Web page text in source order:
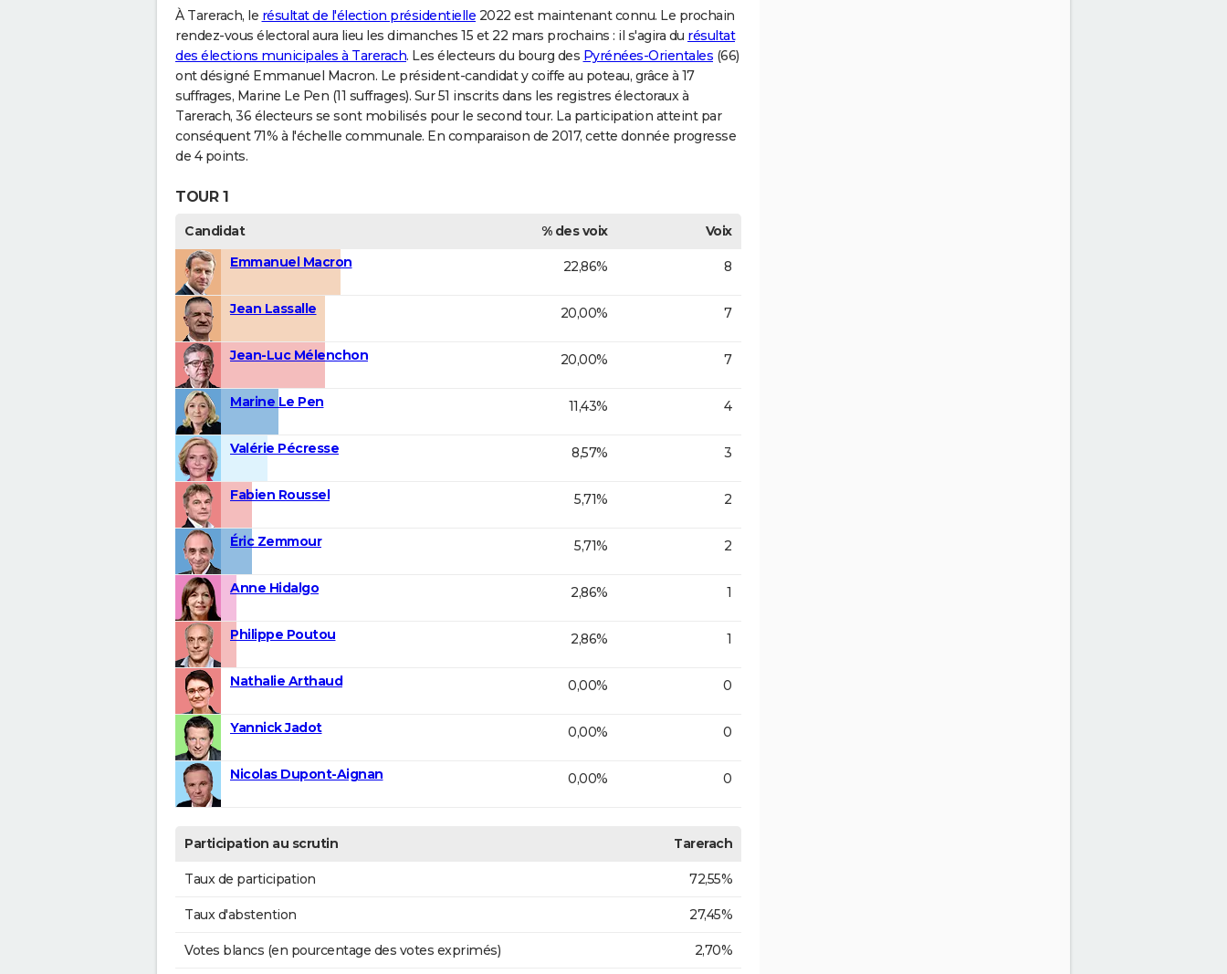
À Tarerach, le résultat de l'élection présidentielle 2022 est maintenant connu. Le prochain
rendez-vous électoral aura lieu les dimanches 15 et 22 mars prochains : il s'agira du résultat
des élections municipales à Tarerach. Les électeurs du bourg des Pyrénées-Orientales (66)
ont désigné Emmanuel Macron. Le président-candidat y coiffe au poteau, grâce à 17
suffrages, Marine Le Pen (11 suffrages). Sur 51 inscrits dans les registres électoraux à
Tarerach, 36 électeurs se sont mobilisés pour le second tour. La participation atteint par
conséquent 71% à l'échelle communale. En comparaison de 2017, cette donnée progresse
de 4 points.
TOUR 1
Candidat % des voix
Voix
Emmanuel Macron
22,86% 8
Jean Lassalle 20,00% 7
Jean-Luc Mélenchon 20,00% 7
Marine Le Pen 11,43% 4
Valérie Pécresse 8,57% 3
Fabien Roussel 5,71% 2
Éric Zemmour 5,71% 2
Anne Hidalgo 2,86% 1
Philippe Poutou 2,86% 1
Nathalie Arthaud 0,00% 0
Yannick Jadot 0,00% 0
Nicolas Dupont-Aignan 0,00% 0
Participation au scrutin Tarerach
Taux de participation 72,55%
Taux d'abstention 27,45%
Votes blancs (en pourcentage des votes exprimés) 2,70%